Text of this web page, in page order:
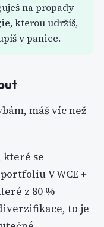
na propady
kterou udržíš,
v panice.
máš víc než
které se
VWCE +
z 80 %
to je